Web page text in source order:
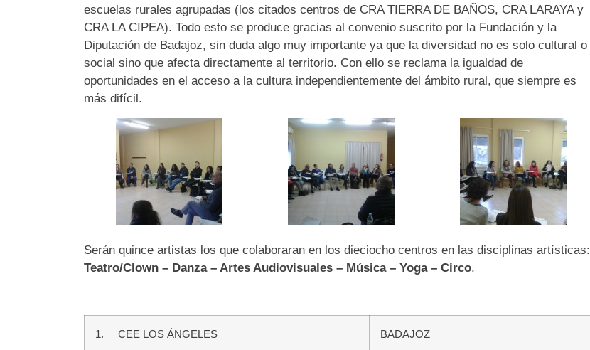
escuelas rurales agrupadas (los citados centros de CRA TIERRA DE BAÑOS, CRA LARAYA y
CRA LA CIPEA). Todo esto se produce gracias al convenio suscrito por la Fundación y la
Diputación de Badajoz, sin duda algo muy importante ya que la diversidad no es solo cultural o
social sino que afecta directamente al territorio. Con ello se reclama la igualdad de
oportunidades en el acceso a la cultura independientemente del ámbito rural, que siempre es
más difícil.
Serán quince artistas los que colaboraran en los dieciocho centros en las disciplinas artísticas:
Teatro/Clown – Danza – Artes Audiovisuales – Música – Yoga – Circo.
1. CEE LOS ÁNGELES BADAJOZ